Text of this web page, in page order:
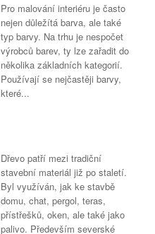
Pro malování interiéru je často
nejen důležítá barva, ale také
typ barvy. Na trhu je nespočet
výrobců barev, ty lze zařadit do
několika základních kategorií.
Používají se nejčastěji barvy,
které...
Dřevo patří mezi tradiční
stavební materiál již po staletí.
Byl využíván, jak ke stavbě
domu, chat, pergol, teras,
přístřešků, oken, ale také jako
palivo. Především severské